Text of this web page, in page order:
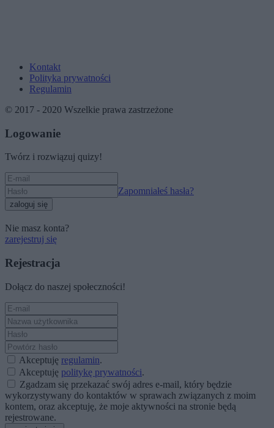
Kontakt
Polityka prywatności
Regulamin
© 2017 - 2020 Wszelkie prawa zastrzeżone
Logowanie
Twórz i rozwiązuj quizy!
Zapomniałeś hasła?
zaloguj się
Nie masz konta?
zarejestruj się
Rejestracja
Dołącz do naszej społeczności!
Akceptuję regulamin.
Akceptuję politykę prywatności.
Zgadzam się przekazać swój adres e-mail, który będzie
wykorzystywany do kontaktów w sprawach związanych z moim
kontem, oraz akceptuję, że moje aktywności na stronie będą
rejestrowane.